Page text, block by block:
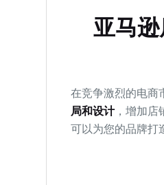
亚马
在竞争激烈的电商
局和设计，增加店
可以为您的品牌打